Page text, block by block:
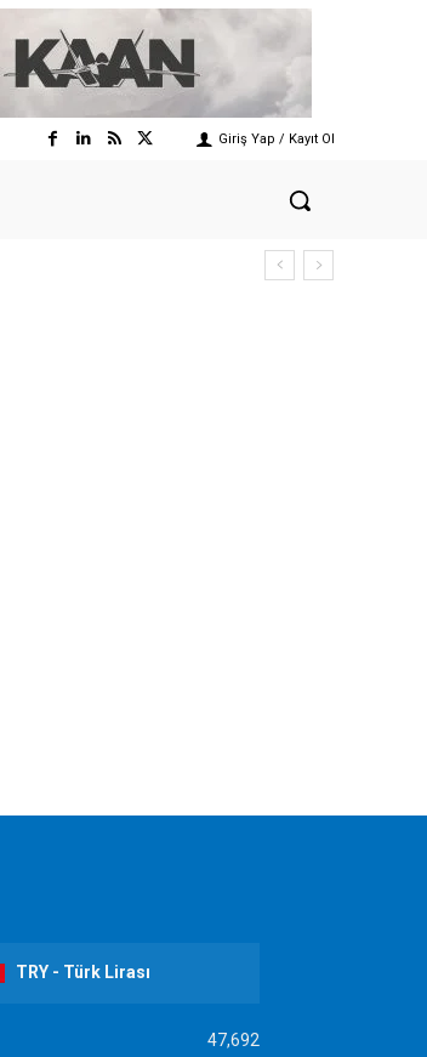
Giriş Yap / Kayıt Ol
TRY - Türk Lirası
47,692